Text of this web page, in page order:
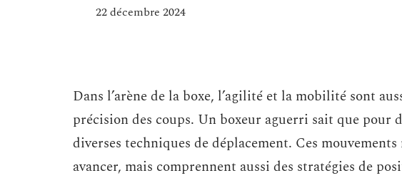
22 décembre 2024
Dans l’arène de la boxe, l’agilité et la mobilité sont
précision des coups. Un boxeur aguerri sait que
diverses techniques de déplacement. Ces
avancer, mais comprennent aussi des stratégies de